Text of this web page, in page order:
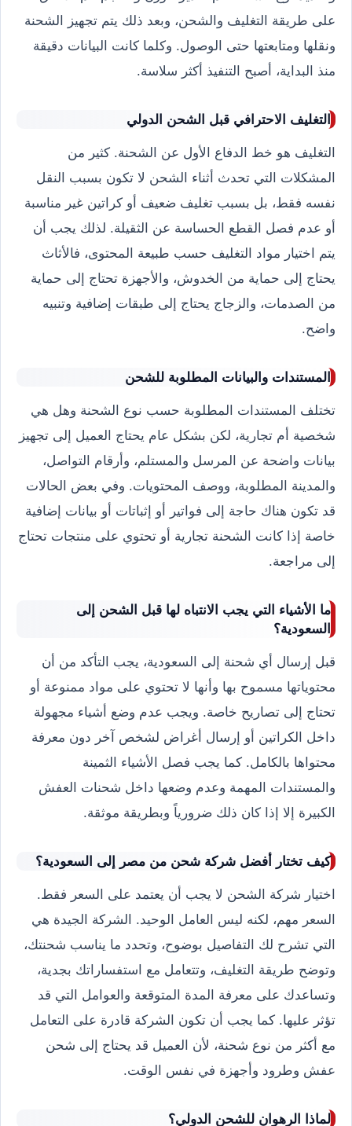
على طريقة التغليف والشحن، وبعد ذلك يتم تجهيز الشحنة
ونقلها ومتابعتها حتى الوصول. وكلما كانت البيانات دقيقة
منذ البداية، أصبح التنفيذ أكثر سلاسة.
التغليف الاحترافي قبل الشحن الدولي
التغليف هو خط الدفاع الأول عن الشحنة. كثير من
المشكلات التي تحدث أثناء الشحن لا تكون بسبب النقل
نفسه فقط، بل بسبب تغليف ضعيف أو كراتين غير مناسبة
أو عدم فصل القطع الحساسة عن الثقيلة. لذلك يجب أن
يتم اختيار مواد التغليف حسب طبيعة المحتوى، فالأثاث
يحتاج إلى حماية من الخدوش، والأجهزة تحتاج إلى حماية
من الصدمات، والزجاج يحتاج إلى طبقات إضافية وتنبيه
واضح.
المستندات والبيانات المطلوبة للشحن
تختلف المستندات المطلوبة حسب نوع الشحنة وهل هي
شخصية أم تجارية، لكن بشكل عام يحتاج العميل إلى تجهيز
بيانات واضحة عن المرسل والمستلم، وأرقام التواصل،
والمدينة المطلوبة، ووصف المحتويات. وفي بعض الحالات
قد تكون هناك حاجة إلى فواتير أو إثباتات أو بيانات إضافية
خاصة إذا كانت الشحنة تجارية أو تحتوي على منتجات تحتاج
إلى مراجعة.
ما الأشياء التي يجب الانتباه لها قبل الشحن إلى
السعودية؟
قبل إرسال أي شحنة إلى السعودية، يجب التأكد من أن
محتوياتها مسموح بها وأنها لا تحتوي على مواد ممنوعة أو
تحتاج إلى تصاريح خاصة. ويجب عدم وضع أشياء مجهولة
داخل الكراتين أو إرسال أغراض لشخص آخر دون معرفة
محتواها بالكامل. كما يجب فصل الأشياء الثمينة
والمستندات المهمة وعدم وضعها داخل شحنات العفش
الكبيرة إلا إذا كان ذلك ضرورياً وبطريقة موثقة.
كيف تختار أفضل شركة شحن من مصر إلى السعودية؟
اختيار شركة الشحن لا يجب أن يعتمد على السعر فقط.
السعر مهم، لكنه ليس العامل الوحيد. الشركة الجيدة هي
التي تشرح لك التفاصيل بوضوح، وتحدد ما يناسب شحنتك،
وتوضح طريقة التغليف، وتتعامل مع استفساراتك بجدية،
وتساعدك على معرفة المدة المتوقعة والعوامل التي قد
تؤثر عليها. كما يجب أن تكون الشركة قادرة على التعامل
مع أكثر من نوع شحنة، لأن العميل قد يحتاج إلى شحن
عفش وطرود وأجهزة في نفس الوقت.
لماذا الرهوان للشحن الدولي؟